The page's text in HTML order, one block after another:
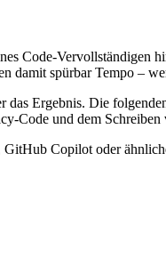
Vervollständigen
damit spürbar Tempo –
Ergebnis. Die
Code und dem Schreiben
Copilot oder